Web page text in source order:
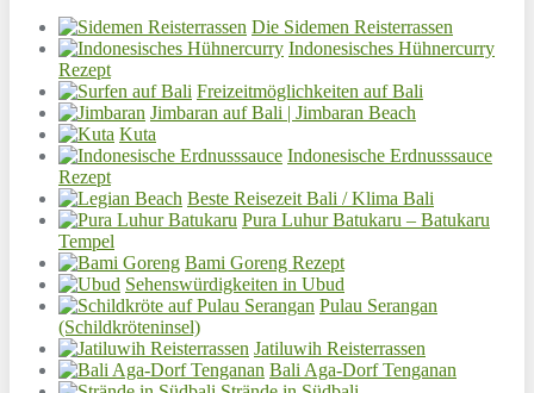
Die Sidemen Reisterrassen
Indonesisches Hühnercurry
Rezept
Freizeitmöglichkeiten auf Bali
Jimbaran auf Bali | Jimbaran Beach
Kuta
Indonesische Erdnusssauce
Rezept
Beste Reisezeit Bali / Klima Bali
Pura Luhur Batukaru – Batukaru
Tempel
Bami Goreng Rezept
Sehenswürdigkeiten in Ubud
Pulau Serangan
(Schildkröteninsel)
Jatiluwih Reisterrassen
Bali Aga-Dorf Tenganan